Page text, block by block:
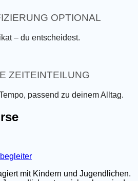
OPTIONAL
– du entscheidest.
ZEITEINTEILUNG
passend zu deinem Alltag.
mit Kindern und Jugendlichen.